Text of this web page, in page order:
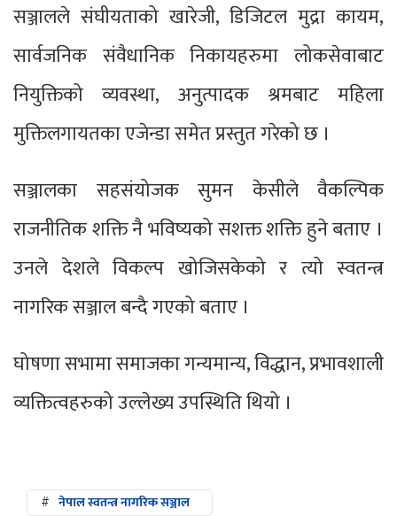
सञ्जालले संघीयताको खारेजी, डिजिटल मुद्रा कायम,
सार्वजनिक संवैधानिक निकायहरुमा लोकसेवाबाट
नियुक्तिको व्यवस्था, अनुत्पादक श्रमबाट महिला
मुक्तिलगायतका एजेन्डा समेत प्रस्तुत गरेको छ ।
सञ्जालका सहसंयोजक सुमन केसीले वैकल्पिक
राजनीतिक शक्ति नै भविष्यको सशक्त शक्ति हुने बताए ।
उनले देशले विकल्प खोजिसकेको र त्यो स्वतन्त्र
नागरिक सञ्जाल बन्दै गएको बताए ।
घोषणा सभामा समाजका गन्यमान्य, विद्धान, प्रभावशाली
व्यक्तित्वहरुको उल्लेख्य उपस्थिति थियो ।
# नेपाल स्वतन्त्र नागरिक सञ्जाल